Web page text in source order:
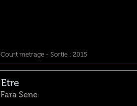
Court metrage - Sortie : 2015
Etre
Fara Sene